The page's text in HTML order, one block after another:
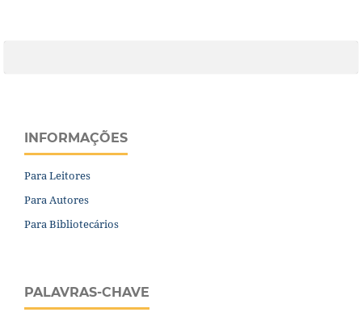
INFORMAÇÕES
Para Leitores
Para Autores
Para Bibliotecários
PALAVRAS-CHAVE